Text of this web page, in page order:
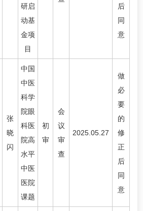
研启
动基
金项
目
后
同
意
张
晓
闪
中国
中医
科学
院眼
科医
院高
水平
中医
医院
课题
初
审
会
议
审
查
2025.05.27
做
必
要
的
修
正
后
同
意